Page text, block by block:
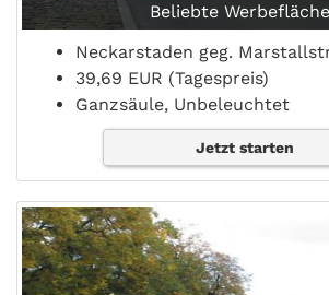
Beliebte
Neckarstaden geg.
39,69 EUR (Tagespreis)
Ganzsäule, Unbeleuchtet
Jetzt starten